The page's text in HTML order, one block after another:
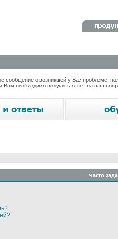
о возникшей у Вас проблеме,
необходимо получить ответ на ваш
Часто